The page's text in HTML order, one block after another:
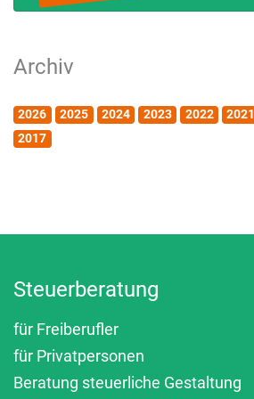
Archiv
2026 2025 2024 2023 2022 2021
2017
Steuerberatung
für Freiberufler
für Privatpersonen
Beratung steuerliche Gestaltung